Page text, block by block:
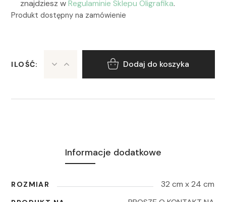
znajdziesz wRegulaminie Sklepu Oligrafika.
Produkt dostępny na zamówienie
ILOŚĆ: Dodaj do koszyka
Informacje dodatkowe
ROZMIAR 32 cm x 24 cm